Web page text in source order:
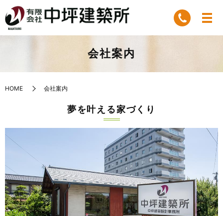
会社案内
HOME 会社案内
夢を叶える家づくり